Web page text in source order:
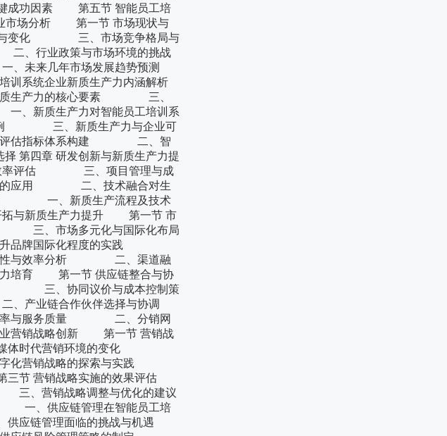
键成功因素 第五节 智能员工培
业市场分析 第一节 市场现状与
变化 三、市场竞争格局与
行业政策与市场环境的挑战
来几年市场发展趋势预测
统企业新质生产力内涵解析
生产力的核心要素 三、
新质生产力对智能员工培训系
例 三、新质生产力与企业可
评估指标体系构建 二、智
第四章 研发创新与新质生产力提
评估 三、项目管理与成
的应用 二、技术融合对生
一、新质生产流程及技术
新质生产力提升 第一节 市
、市场多元化与国际化布局
品牌国际化程度的实践
性与效率分析 二、渠道融
培育 第一节 供应链整合与协
三、协同议价与成本控制策
业链合作伙伴选择与协调
与服务质量 二、分销网
营销战略创新 第一节 营销战
体时代营销环境的变化
化营销战略的探索与实践
节 营销战略实施的效果评估
营销战略调整与优化的建议
一、供应链管理在智能员工培
应链管理面临的挑战与机遇